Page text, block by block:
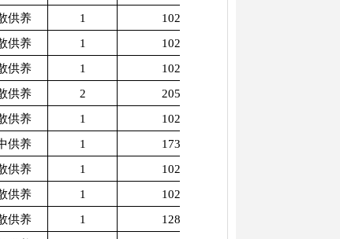
供养 1
1025
供养 1
1025
供养 1
1025
供养 2
2050
供养 1
1025
供养 1
1730
供养 1
1025
供养 1
1025
供养 1
1280